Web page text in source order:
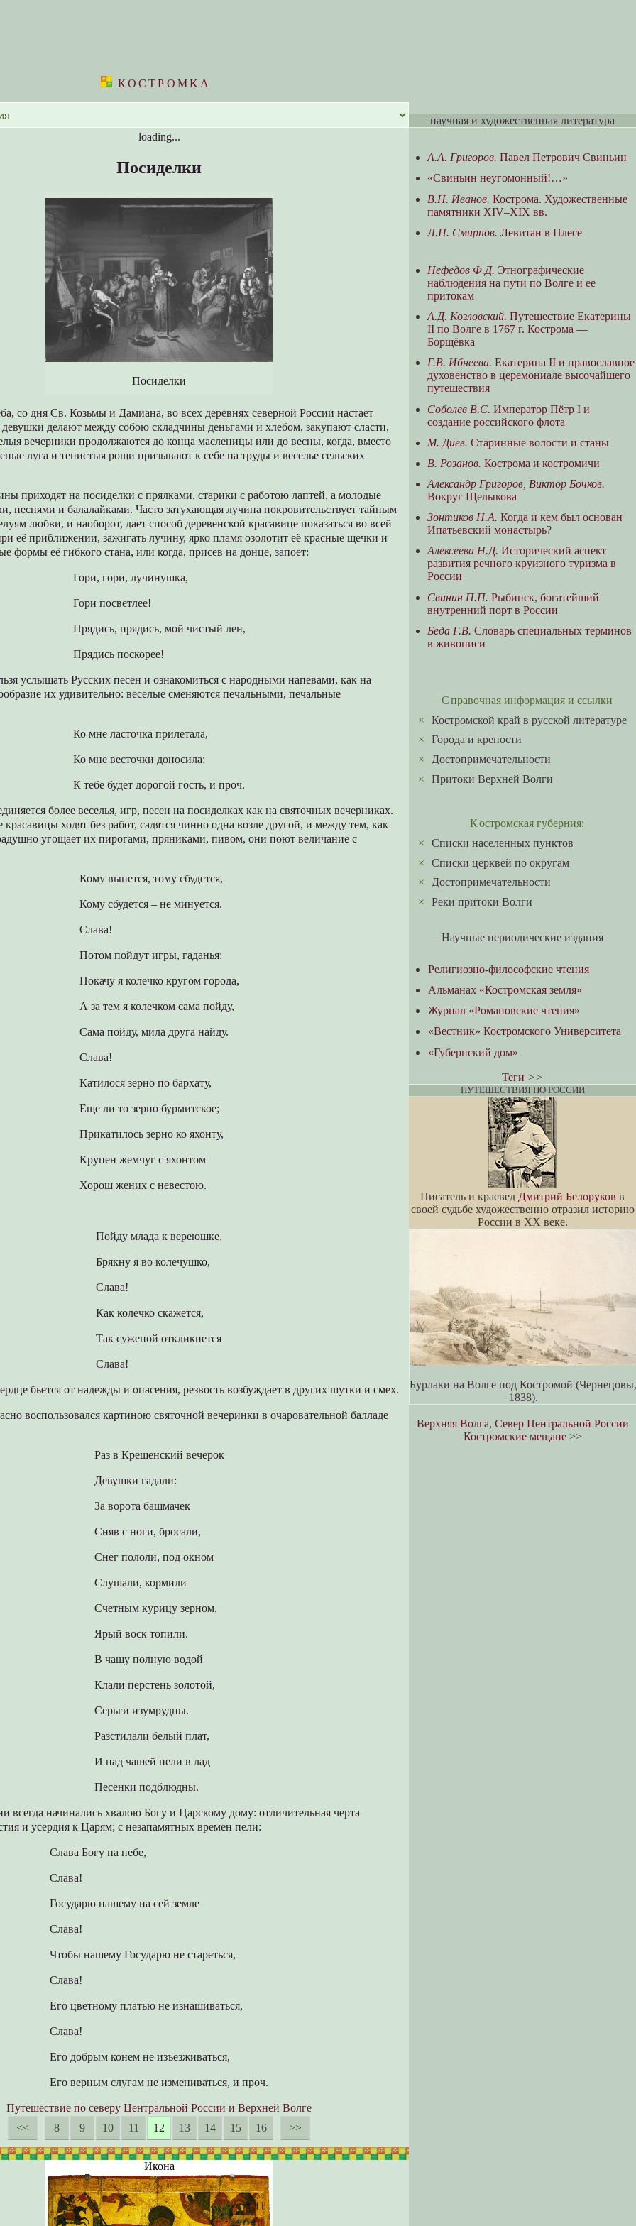
КОСТРОМKА
loading...
Посиделки
Посиделки
со дня Св. Козьмы и Дамиана, во всех деревнях северной России настает
девушки делают между собою складчины деньгами и хлебом, закупают сласти,
вечерники продолжаются до конца масленицы или до весны, когда, вместо
луга и тенистыя рощи призывают к себе на труды и веселье сельских
приходят на посиделки с прялками, старики с работою лаптей, а молодые
песнями и балалайками. Часто затухающая лучина покровительствует тайным
любви, и наоборот, дает способ деревенской красавице показаться во всей
её приближении, зажигать лучину, ярко пламя озолотит её красные щечки и
формы её гибкого стана, или когда, присев на донце, запоет:
Гори, гори, лучинушка,
Гори посветлее!
Прядись, прядись, мой чистый лен,
Прядись поскорее!
услышать Русских песен и ознакомиться с народными напевами, как на
их удивительно: веселые сменяются печальными, печальные
Ко мне ласточка прилетала,
Ко мне весточки доносила:
К тебе будет дорогой гость, и проч.
более веселья, игр, песен на посиделках как на святочных вечерниках.
красавицы ходят без работ, садятся чинно одна возле другой, и между тем, как
угощает их пирогами, пряниками, пивом, они поют величание с
Кому вынется, тому сбудется,
Кому сбудется – не минуется.
Слава!
Потом пойдут игры, гаданья:
Покачу я колечко кругом города,
А за тем я колечком сама пойду,
Сама пойду, мила друга найду.
Слава!
Катилося зерно по бархату,
Еще ли то зерно бурмитское;
Прикатилось зерно ко яхонту,
Крупен жемчуг с яхонтом
Хорош жених с невестою.
Пойду млада к вереюшке,
Брякну я во колечушко,
Слава!
Как колечко скажется,
Так суженой откликнется
Слава!
бьется от надежды и опасения, резвость возбуждает в других шутки и смех.
воспользовался картиною святочной вечеринки в очаровательной балладе
Раз в Крещенский вечерок
Девушки гадали:
За ворота башмачек
Сняв с ноги, бросали,
Снег пололи, под окном
Слушали, кормили
Счетным курицу зерном,
Ярый воск топили.
В чашу полную водой
Клали перстень золотой,
Серьги изумрудны.
Разстилали белый плат,
И над чашей пели в лад
Песенки подблюдны.
всегда начинались хвалою Богу и Царскому дому: отличительная черта
и усердия к Царям; с незапамятных времен пели:
Слава Богу на небе,
Слава!
Государю нашему на сей земле
Слава!
Чтобы нашему Государю не стареться,
Слава!
Его цветному платью не изнашиваться,
Слава!
Его добрым конем не изъезживаться,
Его верным слугам не измениваться, и проч.
Путешествие по северу Центральной России и Верхней Волге
<<
8 9 10 11 12 13 14 15 16 >>
Икона
научная и художественная литература
А.А. Григоров. Павел Петрович Свиньин
«Свиньин неугомонный!…»
В.Н. Иванов. Кострома. Художественные
памятники XIV–XIX вв.
Л.П. Смирнов. Левитан в Плесе
Нефедов Ф.Д. Этнографические
наблюдения на пути по Волге и ее
притокам
А.Д. Козловский. Путешествие Екатерины
II по Волге в 1767 г. Кострома —
Борщёвка
Г.В. Ибнеева. Екатерина II и православное
духовенство в церемониале высочайшего
путешествия
Соболев В.С. Император Пётр I и
создание российского флота
М. Диев. Старинные волости и станы
В. Розанов. Кострома и костромичи
Александр Григоров, Виктор Бочков.
Вокруг Щелыкова
Зонтиков Н.А. Когда и кем был основан
Ипатьевский монастырь?
Алексеева Н.Д. Исторический аспект
развития речного круизного туризма в
России
Свинин П.П. Рыбинск, богатейший
внутренний порт в России
Беда Г.В. Словарь специальных терминов
в живописи
Справочная информация и ссылки
×Костромской край в русской литературе
×Города и крепости
Достопримечательности
×Притоки Верхней Волги
Костромская губерния:
×Списки населенных пунктов
×Списки церквей по округам
Достопримечательности
×Реки притоки Волги
Научные периодические издания
Религиозно-философские чтения
Альманах «Костромская земля»
Журнал «Романовские чтения»
«Вестник» Костромского Университета
«Губернский дом»
Теги >>
ПУТЕШЕСТВИЯ ПО РОССИИ
Писатель и краевед Дмитрий Белоруков в
своей судьбе художественно отразил историю
России в XX веке.
Бурлаки на Волге под Костромой (Чернецовы,
1838).
Верхняя Волга, Север Центральной России
Костромские мещане>>